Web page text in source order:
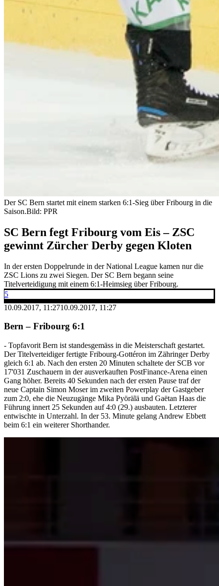
Der SC Bern startet mit einem starken 6:1-Sieg über Fribourg in die
Saison.Bild: PPR
SC Bern fegt Fribourg vom Eis – ZSC
gewinnt Zürcher Derby gegen Kloten
In der ersten Doppelrunde in der National League kamen nur die
ZSC Lions zu zwei Siegen. Der SC Bern begann seine
Titelverteidigung mit einem 6:1-Heimsieg über Fribourg.
5
10.09.2017, 11:2710.09.2017, 11:27
Bern – Fribourg 6:1
- Topfavorit Bern ist standesgemäss in die Meisterschaft gestartet.
Der Titelverteidiger fertigte Fribourg-Gottéron im Zähringer Derby
gleich 6:1 ab. Nach den ersten 20 Minuten schaltete der SCB vor
17'031 Zuschauern in der ausverkauften PostFinance-Arena einen
Gang höher. Bereits 40 Sekunden nach der ersten Pause traf der
neue Captain Simon Moser im zweiten Powerplay der Gastgeber
zum 2:0, ehe die Neuzugänge Mika Pyörälä und Gaëtan Haas die
Führung innert 25 Sekunden auf 4:0 (29.) ausbauten. Letzterer
entwischte in Unterzahl. In der 53. Minute gelang Andrew Ebbett
beim 6:1 ein weiterer Shorthander.